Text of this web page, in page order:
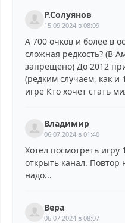
Р.Солуянов
15.09.2024 в 08:09
А 700 очков и более в
сложная редкость? (В
запрещено) До 2012
(редким случаем, как и
игре Кто хочет стать
Владимир
06.07.2024 в 01:40
Хотел посмотреть игру
открыть канал. Повтор
надо...
Вера
06.07.2024 в 08:07